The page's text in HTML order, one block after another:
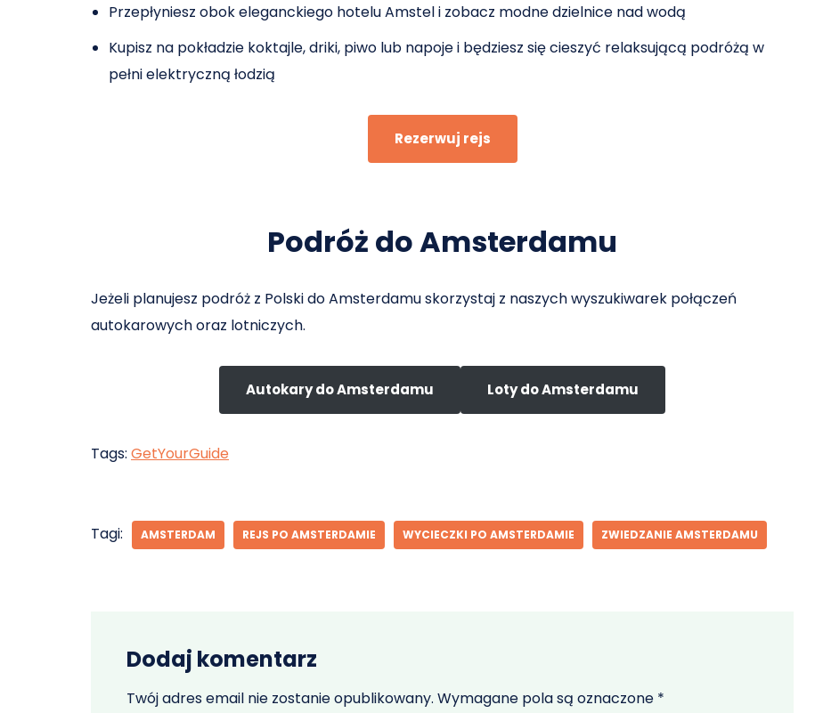
Przepłyniesz obok eleganckiego hotelu Amstel i zobacz modne dzielnice nad wodą
Kupisz na pokładzie koktajle, driki, piwo lub napoje i będziesz się cieszyć relaksującą podróżą w
pełni elektryczną łodzią
Rezerwuj rejs
Podróż do Amsterdamu
Jeżeli planujesz podróż z Polski do Amsterdamu skorzystaj z naszych wyszukiwarek połączeń
autokarowych oraz lotniczych.
Autokary do Amsterdamu Loty do Amsterdamu
Tags: GetYourGuide
Tagi: AMSTERDAM REJS PO AMSTERDAMIE WYCIECZKI PO AMSTERDAMIE ZWIEDZANIE AMSTERDAMU
Dodaj komentarz
Twój adres email nie zostanie opublikowany. Wymagane pola są oznaczone *